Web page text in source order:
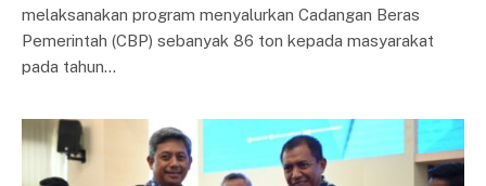
melaksanakan program menyalurkan Cadangan Beras
Pemerintah (CBP) sebanyak 86 ton kepada masyarakat
pada tahun…